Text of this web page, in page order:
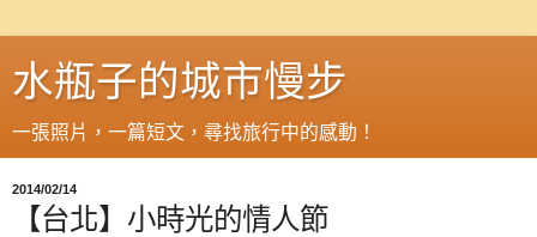
水瓶子的城市慢步
一張照片，一篇短文，尋找旅行中的感動！
2014/02/14
【台北】小時光的情人節